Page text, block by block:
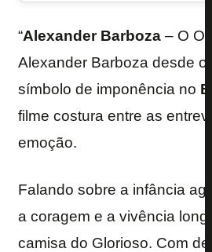
“Alexander Barboza– O
Alexander Barboza desde
símbolo de imponência no
filme costura entre as
emoção.
Falando sobre a infância
a coragem e a vivência
camisa do Glorioso. Com